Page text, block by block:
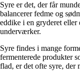
Syre er det, der får
balancerer fedme og
eddike i en gryderet
underværker.
Syre findes i mange
fermenterede produkter
flad, er det ofte syre, der